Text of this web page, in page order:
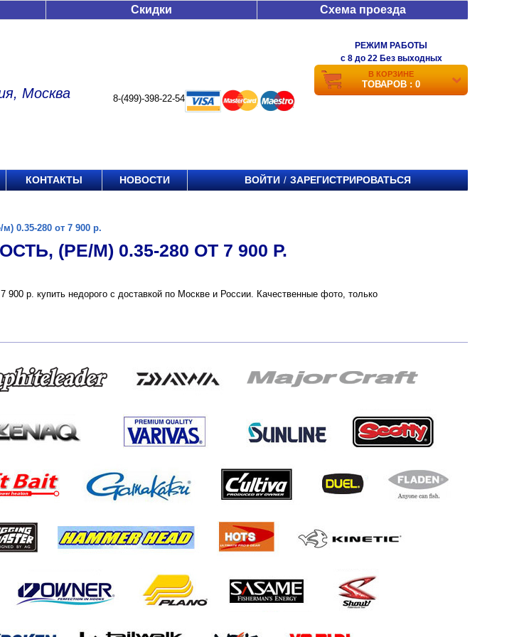
Скидки Схема проезда
Москва 8-(499)-398-22-54
РЕЖИМ РАБОТЫ
c 8 до 22 Без выходных
В КОРЗИНЕ
ТОВАРОВ : 0
КОНТАКТЫ НОВОСТИ ВОЙТИ / ЗАРЕГИСТРИРОВАТЬСЯ
0.35-280 от 7 900 р.
(РЕ/М) 0.35-280 ОТ 7 900 Р.
900 р. купить недорого с доставкой по Москве и России. Качественные фото, только